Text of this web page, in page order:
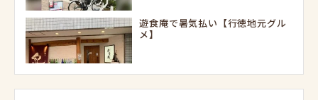
遊食庵で暑気払い【行徳地元グル
メ】